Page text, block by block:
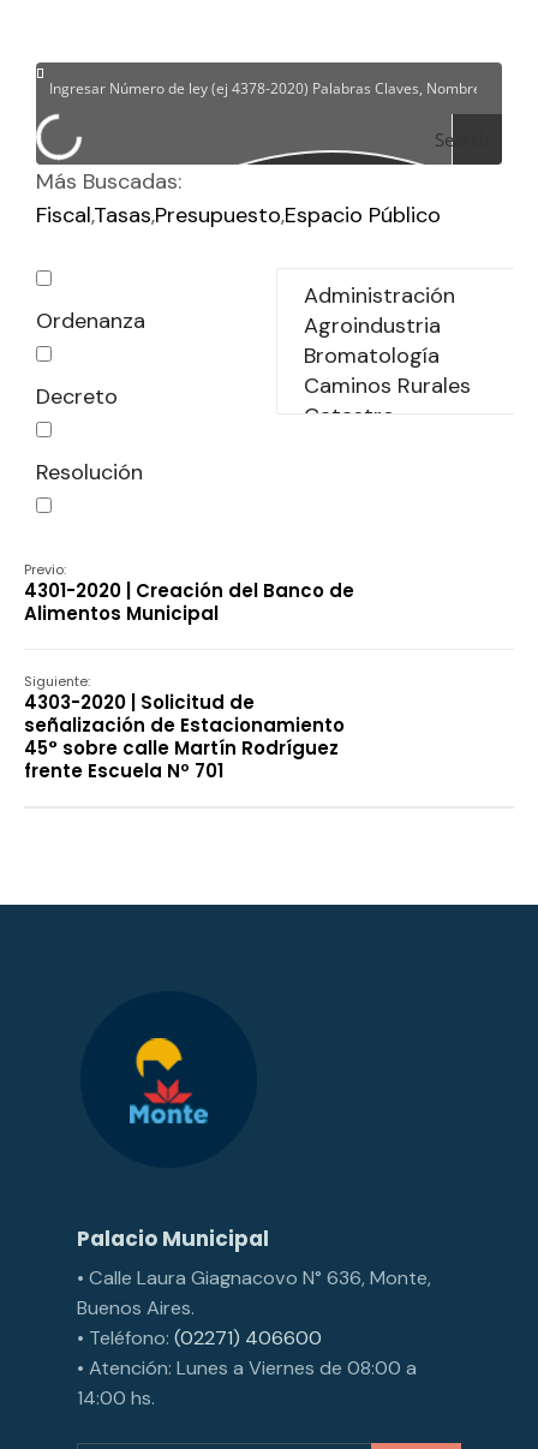
Search
Más Buscadas:
FiscalTasas Presupuesto Espacio Público
Ordenanza
Decreto
Resolución
Previo:
4301-2020 | Creación del Banco de
Alimentos Municipal
Siguiente:
4303-2020 | Solicitud de
señalización de Estacionamiento
45° sobre calle Martín Rodríguez
frente Escuela Nº 701
Palacio Municipal
• Calle Laura Giagnacovo N° 636, Monte,
Buenos Aires.
• Teléfono: (02271) 406600
• Atención: Lunes a Viernes de 08:00 a
14:00 hs.